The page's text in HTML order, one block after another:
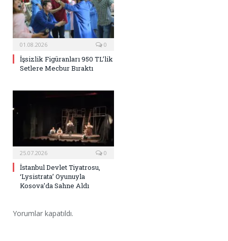
01.08.2026 0
İşsizlik Figüranları 950 TL’lik
Setlere Mecbur Bıraktı
25.07.2026 0
İstanbul Devlet Tiyatrosu,
‘Lysistrata’ Oyunuyla
Kosova’da Sahne Aldı
Yorumlar kapatıldı.